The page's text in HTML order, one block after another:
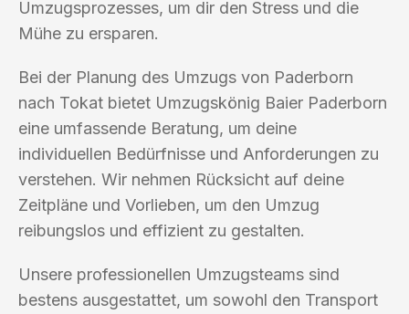
Umzugsprozesses, um dir den Stress und die
Mühe zu ersparen.
Bei der Planung des Umzugs von Paderborn
nach Tokat bietet Umzugskönig Baier Paderborn
eine umfassende Beratung, um deine
individuellen Bedürfnisse und Anforderungen zu
verstehen. Wir nehmen Rücksicht auf deine
Zeitpläne und Vorlieben, um den Umzug
reibungslos und effizient zu gestalten.
Unsere professionellen Umzugsteams sind
bestens ausgestattet, um sowohl den Transport